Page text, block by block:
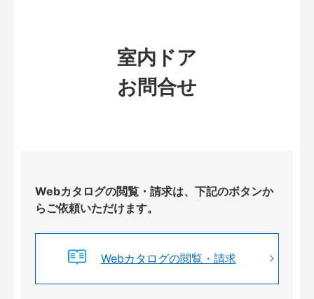
室内ドア
お問合せ
Webカタログの閲覧・請求は、下記のボタンか
らご依頼いただけます。
Webカタログの閲覧・請求